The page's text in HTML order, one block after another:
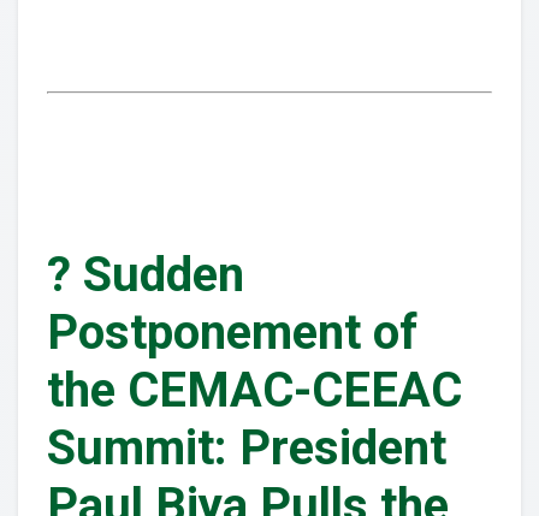
? Sudden
Postponement of
the CEMAC-CEEAC
Summit: President